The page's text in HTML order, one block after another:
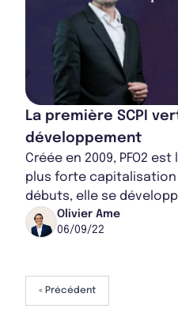
La première SCPI
développement
Créée en 2009, PFO2 est
plus forte capitalisation
débuts, elle se
maîtriser son impact
Olivier Ame
06/09/22
« Précédent